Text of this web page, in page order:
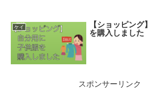
ケイ
【ショッピン
を購入しました
スポンサーリンク